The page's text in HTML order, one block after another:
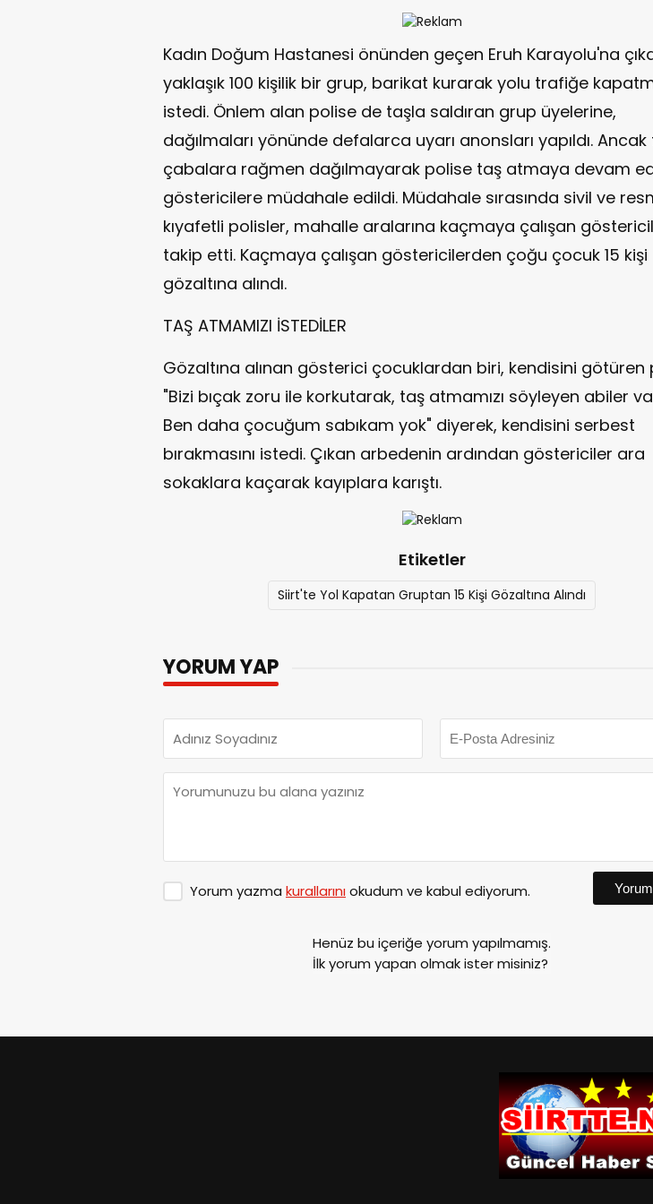
Kadın Doğum Hastanesi önünden geçen Eruh Karayolu'na
yaklaşık 100 kişilik bir grup, barikat kurarak yolu trafiğe
istedi. Önlem alan polise de taşla saldıran grup üyelerine,
dağılmaları yönünde defalarca uyarı anonsları yapıldı.
çabalara rağmen dağılmayarak polise taş atmaya devam
göstericilere müdahale edildi. Müdahale sırasında sivil ve
kıyafetli polisler, mahalle aralarına kaçmaya çalışan
takip etti. Kaçmaya çalışan göstericilerden çoğu çocuk 15 kişi
gözaltına alındı.
TAŞ ATMAMIZI İSTEDİLER
Gözaltına alınan gösterici çocuklardan biri, kendisini götüren
"Bizi bıçak zoru ile korkutarak, taş atmamızı söyleyen abiler
Ben daha çocuğum sabıkam yok" diyerek, kendisini serbest
bırakmasını istedi. Çıkan arbedenin ardından göstericiler ara
sokaklara kaçarak kayıplara karıştı.
Etiketler
Siirt'te Yol Kapatan Gruptan 15 Kişi Gözaltına Alındı
YORUM YAP
Yorum yazma kurallarınıokudum ve kabul ediyorum.
Henüz bu içeriğe yorum yapılmamış.
İlk yorum yapan olmak ister misiniz?